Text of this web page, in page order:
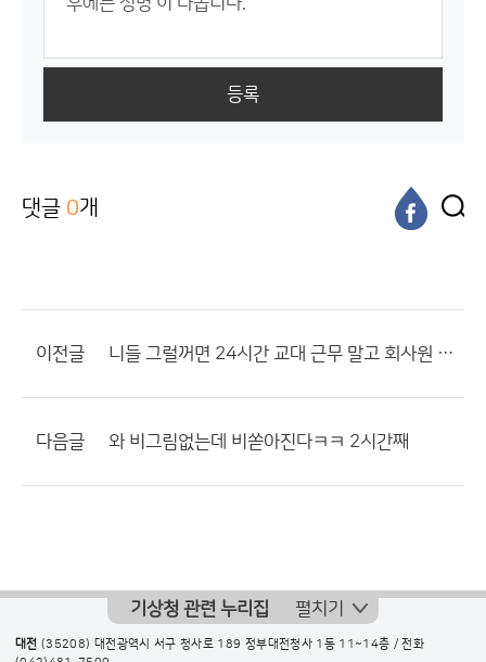
등록
댓글 0개
이전글 니들 그럴꺼면 24시간 교대 근무 말고 회사원 처럼 일하라니까?
다음글 와 비그림없는데 비쏟아진다ㅋㅋ 2시간째
기상청 관련 누리집 펼치기
대전 (35208) 대전광역시 서구 청사로 189 정부대전청사 1동 11~14층 / 전화